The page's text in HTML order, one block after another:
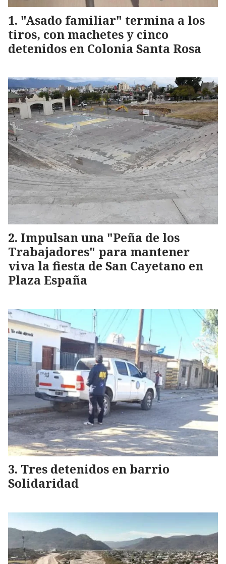
"Asado familiar" termina a los
tiros, con machetes y cinco
detenidos en Colonia Santa Rosa
Impulsan una "Peña de los
Trabajadores" para mantener
viva la fiesta de San Cayetano en
Plaza España
Tres detenidos en barrio
Solidaridad